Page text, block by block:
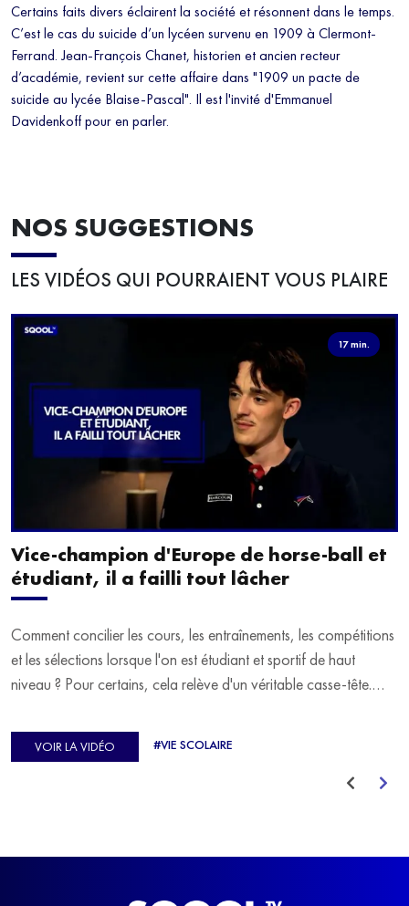
Certains faits divers éclairent la société et résonnent dans le temps.
C’est le cas du suicide d’un lycéen survenu en 1909 à Clermont-
Ferrand. Jean-François Chanet, historien et ancien recteur
d’académie, revient sur cette affaire dans "1909 un pacte de
suicide au lycée Blaise-Pascal". Il est l'invité d'Emmanuel
Davidenkoff pour en parler.
NOS SUGGESTIONS
LES VIDÉOS QUI POURRAIENT VOUS PLAIRE
17 min.
Vice-champion d'Europe de horse-ball et
étudiant, il a failli tout lâcher
Comment concilier les cours, les entraînements, les compétitions
et les sélections lorsque l'on est étudiant et sportif de haut
niveau ? Pour certains, cela relève d'un véritable casse-tête.
d'Europe de Horse-ball, qui a failli abandonner ses études
avant de trouver un nouvel équilibre.
VOIR LA VIDÉO #VIE SCOLAIRE